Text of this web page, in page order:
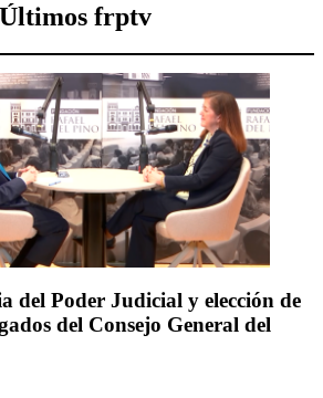
Últimos frptv
del Poder Judicial y elección de
del Consejo General del